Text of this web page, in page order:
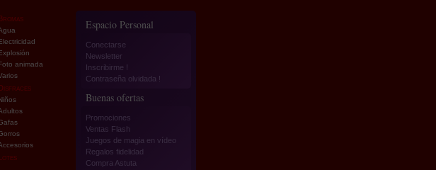
animada
Espacio Personal
Conectarse
Newsletter
Inscribirme !
Contraseña olvidada !
Buenas ofertas
Promociones
Ventas Flash
Juegos de magia en vídeo
Regalos fidelidad
Compra Astuta